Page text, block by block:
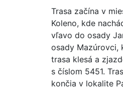
Trasa začína v
Koleno, kde
vľavo do osady
osady Mazúrovci,
trasa klesá a
s číslom 5451.
končia v lokalite